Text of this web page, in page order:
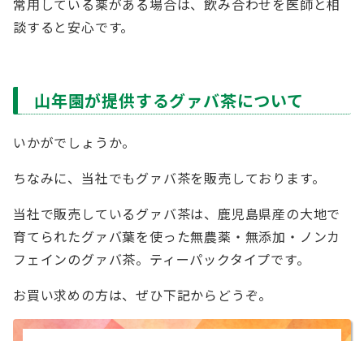
談すると安心です。
山年園が提供するグァバ茶について
いかがでしょうか。
ちなみに、当社でもグァバ茶を販売しております。
当社で販売しているグァバ茶は、鹿児島県産の大地で
育てられたグァバ葉を使った無農薬・無添加・ノンカ
フェインのグァバ茶。ティーパックタイプです。
お買い求めの方は、ぜひ下記からどうぞ。